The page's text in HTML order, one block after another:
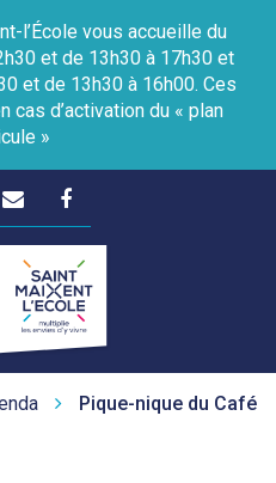
l’École vous accueille du
et de 13h30 à 17h30 et
et de 13h30 à 16h00. Ces
cas d’activation du « plan
»
vers
le
compte
Facebook
Site
officiel
de
Ville
de
Pique-nique du Café